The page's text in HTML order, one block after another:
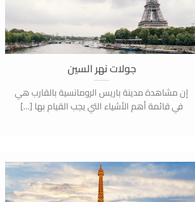
جولات نهر السين
إن مشاهدة مدينة باريس الرومانسية بالقارب هي
في قائمة أهم الأشياء التي يجب القيام بها [...]